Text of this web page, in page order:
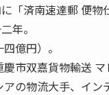
「済南速達郵 便物
年。
億円）。
双嘉貨物輸送 マ
の物流大手、イ